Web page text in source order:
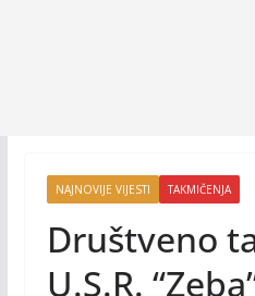
NAJNOVIJE VIJESTI TAKMIČENJA
Društveno
U.S.R.